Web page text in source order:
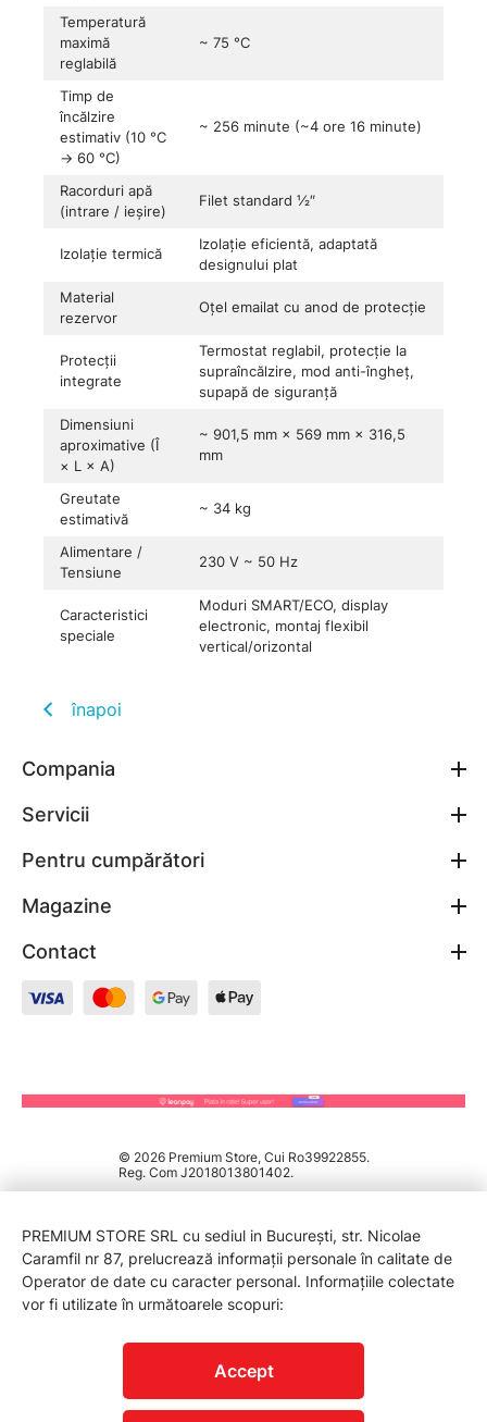
Temperatură
maximă
reglabilă
~ 75 °C
Timp de
încălzire
estimativ (10 °C
→ 60 °C)
~ 256 minute (~4 ore 16 minute)
Racorduri apă
(intrare / ieșire)
Filet standard ½″
Izolație termică
Izolație eficientă, adaptată
designului plat
Material
rezervor
Oțel emailat cu anod de protecţie
Protecţii
integrate
Termostat reglabil, protecţie la
supraîncălzire, mod anti-îngheţ,
supapă de siguranţă
Dimensiuni
aproximative (Î
× L × A)
~ 901,5 mm × 569 mm × 316,5
mm
Greutate
estimativă
~ 34 kg
Alimentare /
Tensiune
230 V ~ 50 Hz
Caracteristici
speciale
Moduri SMART/ECO, display
electronic, montaj flexibil
vertical/orizontal
înapoi
Compania
Servicii
Pentru cumpărători
Magazine
Contact
© 2026 Premium Store, Cui Ro39922855.
Reg. Com J2018013801402.
PREMIUM STORE SRL cu sediul in București, str. Nicolae
Caramfil nr 87, prelucrează informații personale în calitate de
Operator de date cu caracter personal. Informațiile colectate
vor fi utilizate în următoarele scopuri:
Accept